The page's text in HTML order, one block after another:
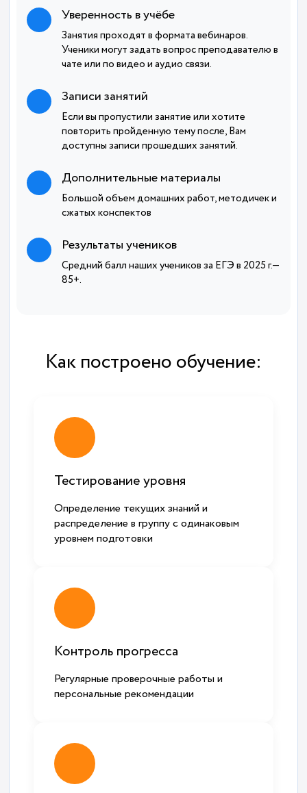
Уверенность в учёбе
Занятия проходят в формата вебинаров.
Ученики могут задать вопрос преподавателю в
чате или по видео и аудио связи.
Записи занятий
Если вы пропустили занятие или хотите
повторить пройденную тему после, Вам
доступны записи прошедших занятий.
Дополнительные материалы
Большой объем домашних работ, методичек и
сжатых конспектов
Результаты учеников
Средний балл наших учеников за ЕГЭ в 2025 г.—
85+.
Как построено обучение:
Тестирование уровня
Определение текущих знаний и
распределение в группу с одинаковым
уровнем подготовки
Контроль прогресса
Регулярные проверочные работы и
персональные рекомендации